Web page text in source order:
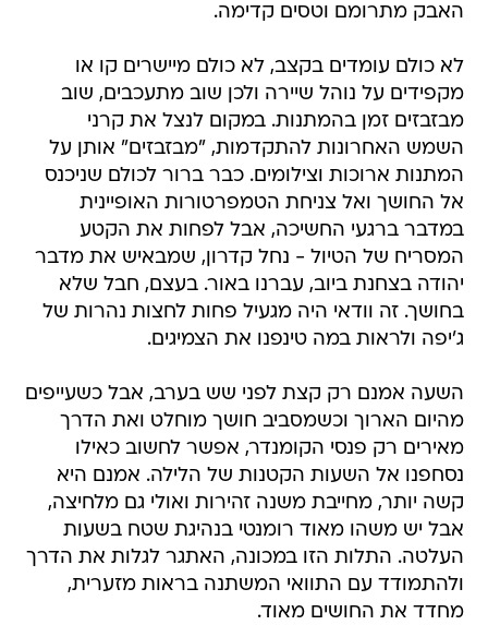
האבק מתרומם וטסים קדימה.
לא כולם עומדים בקצב, לא כולם מיישרים קו או
מקפידים על נוהל שיירה ולכן שוב מתעכבים, שוב
מבזבזים זמן בהמתנות. במקום לנצל את קרני
השמש האחרונות להתקדמות, "מבזבזים" אותן על
המתנות ארוכות וצילומים. כבר ברור לכולם שניכנס
אל החושך ואל צניחת הטמפרטורות האופיינית
במדבר ברגעי החשיכה, אבל לפחות את הקטע
המסריח של הטיול - נחל קדרון, שמבאיש את מדבר
יהודה בצחנת ביוב, עברנו באור. בעצם, חבל שלא
בחושך. זה וודאי היה מגעיל פחות לחצות נהרות של
ג'יפה ולראות במה טינפנו את הצמיגים.
השעה אמנם רק קצת לפני שש בערב, אבל כשעייפים
מהיום הארוך וכשמסביב חושך מוחלט ואת הדרך
מאירים רק פנסי הקומנדר, אפשר לחשוב כאילו
נסחפנו אל השעות הקטנות של הלילה. אמנם היא
קשה יותר, מחייבת משנה זהירות ואולי גם מלחיצה,
אבל יש משהו מאוד רומנטי בנהיגת שטח בשעות
העלטה. התלות הזו במכונה, האתגר לגלות את הדרך
ולהתמודד עם התוואי המשתנה בראות מזערית,
מחדד את החושים מאוד.